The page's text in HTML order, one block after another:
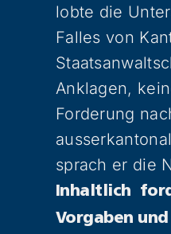
lobte die
Falles von
Anklagen,
Forderung
sprach er die
Inhaltlich
Vorgaben